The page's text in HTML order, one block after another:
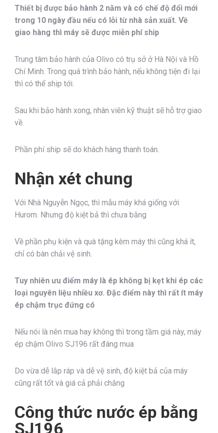
Thiết bị được bảo hành 2 năm và có chế độ đổi mới
trong 10 ngày đầu nếu có lỗi từ nhà sản xuất. Về
giao hàng thì máy sẽ được miễn phí ship
Trung tâm bảo hành của Olivo có trụ sở ở Hà Nội và Hồ
Chí Minh. Trong quá trình bảo hành, nếu không tiện đi lại
thì có thể ship tới.
Sau khi bảo hành xong, nhân viên kỹ thuật sẽ hỗ trợ giao
về.
Phần phí ship sẽ do khách hàng thanh toán.
Nhận xét chung
Với Nhà Nguyễn Ngọc, thì mẫu máy khá giống với
Hurom. Nhưng độ kiệt bả thì chưa bằng
Về phần phụ kiện và quà tặng kèm máy thì cũng khá ít,
chỉ có bàn chải vệ sinh.
Tuy nhiên ưu điểm máy là ép không bị kẹt khi ép các
loại nguyên liệu nhiều xơ. Đặc điểm này thì rất ít máy
ép chậm trục đứng có
Nếu nói là nên mua hay không thì trong tầm giá này, máy
ép chậm Olivo SJ196 rất đáng mua
Do vừa dễ lắp ráp và dễ vệ sinh, độ kiệt bả của máy
cũng rất tốt và giá cả phải chăng
Công thức nước ép bằng
SJ196